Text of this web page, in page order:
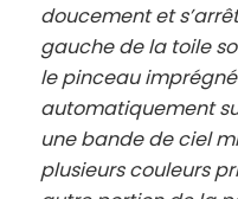
doucement et
gauche de la toile
le pinceau
automatiquement
une bande de ciel
plusieurs couleurs